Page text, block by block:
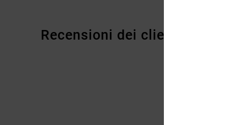
Recensioni dei clienti